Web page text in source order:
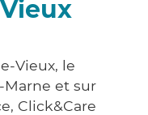
Vieux, le
et sur
Click&Care